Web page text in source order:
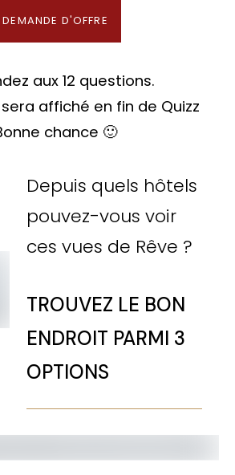
DEMANDE D'OFFRE
aux 12 questions.
affiché en fin de Quizz
chance 🙂
Depuis quels hôtels
pouvez-vous voir
ces vues de Rêve ?
TROUVEZ LE BON
ENDROIT PARMI 3
OPTIONS